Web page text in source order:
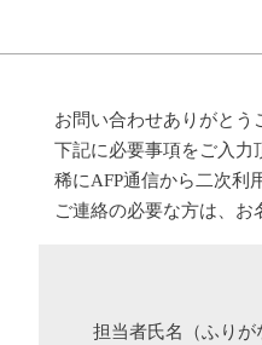
お問い合わせありがとう
下記に必要事項をご入力
稀にAFP通信から二次利
ご連絡の必要な方は、
担当者氏名（ふりが